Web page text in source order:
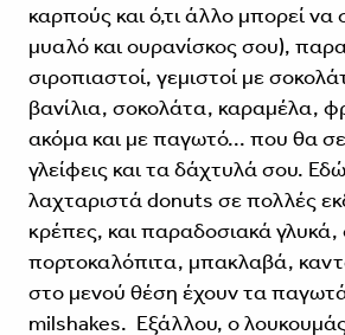
καρπούς και ό,τι άλλο μπορεί να
μυαλό και ουρανίσκος σου),
σιροπιαστοί, γεμιστοί με
βανίλια, σοκολάτα, καραμέλα,
ακόμα και με παγωτό... που θα
γλείφεις και τα δάχτυλά σου.
λαχταριστά donuts σε πολλές
κρέπες, και παραδοσιακά
πορτοκαλόπιτα, μπακλαβά,
στο μενού θέση έχουν τα
milshakes. Εξάλλου, ο λουκουμάς